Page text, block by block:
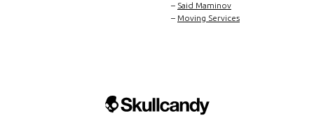
– Said Maminov
– Moving Services